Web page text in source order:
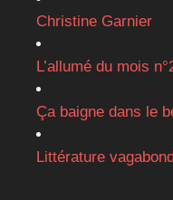
Christine Garnier
L’allumé du mois
Ça baigne dans le
Littérature